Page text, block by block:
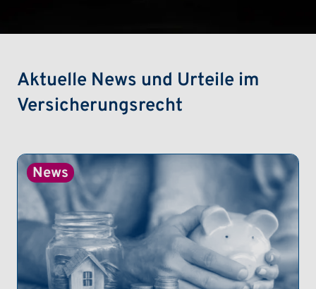
Aktuelle News und Urteile im
Versicherungsrecht